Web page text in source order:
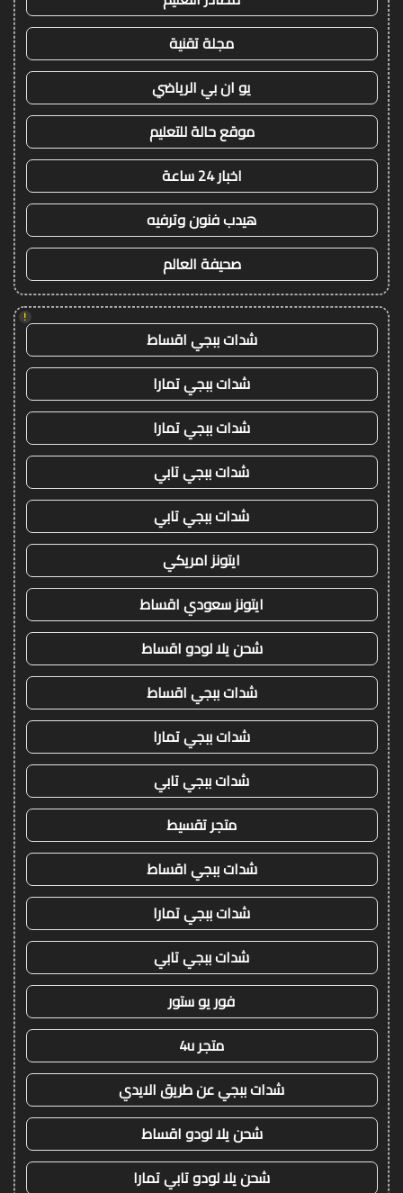
مجلة تقنية
يو ان بي الرياضي
موقع حالة للتعليم
اخبار 24 ساعة
هيدب فنون وترفيه
صحيفة العالم
!
شدات ببجي اقساط
شدات ببجي تمارا
شدات ببجي تمارا
شدات ببجي تابي
شدات ببجي تابي
ايتونز امريكي
ايتونز سعودي اقساط
شحن يلا لودو اقساط
شدات ببجي اقساط
شدات ببجي تمارا
شدات ببجي تابي
متجر تقسيط
شدات ببجي اقساط
شدات ببجي تمارا
شدات ببجي تابي
فور يو ستور
متجر 4u
شدات ببجي عن طريق الايدي
شحن يلا لودو اقساط
شحن يلا لودو تابي تمارا